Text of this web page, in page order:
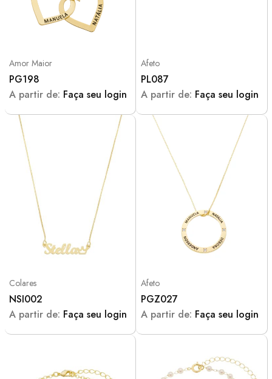
Amor Maior
PG198
A partir de: Faça seu login
Afeto
PL087
A partir de: Faça seu login
Colares
NSI002
A partir de: Faça seu login
Afeto
PGZ027
A partir de: Faça seu login